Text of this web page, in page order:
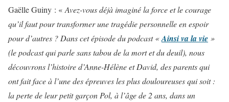
Gaëlle Guiny : «Avez-vous déjà imaginé la force et le courage
qu’il faut pour transformer une tragédie personnelle en espoir
pour d’autres ? Dans cet épisode du podcast «Ainsi va la vie »
(le podcast qui parle sans tabou de la mort et du deuil), nous
découvrons l’histoire d’Anne-Hélène et David, des parents qui
ont fait face à l’une des épreuves les plus douloureuses qui soit :
la perte de leur petit garçon Pol, à l’âge de 2 ans, dans un